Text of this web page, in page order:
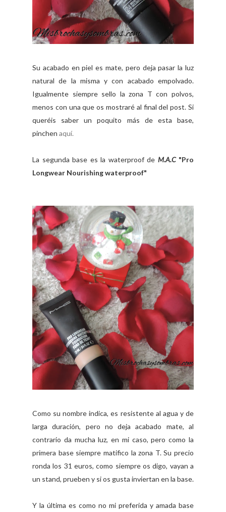
Su acabado en piel es mate, pero deja pasar la luz
natural de la misma y con acabado empolvado.
Igualmente siempre sello la zona T con polvos,
menos con una que os mostraré al final del post. Si
queréis saber un poquito más de esta base,
pinchen aquí.
La segunda base es la waterproof de M.A.C "Pro
Longwear Nourishing waterproof"
Como su nombre indica, es resistente al agua y de
larga duración, pero no deja acabado mate, al
contrario da mucha luz, en mi caso, pero como la
primera base siempre matifico la zona T. Su precio
ronda los 31 euros, como siempre os digo, vayan a
un stand, prueben y si os gusta inviertan en la base.
Y la última es como no mi preferida y amada base